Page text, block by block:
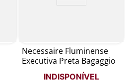
Necessaire Fluminense
Executiva Preta Bagaggio
INDISPONÍVEL